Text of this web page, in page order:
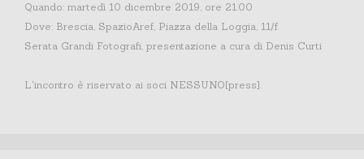
Quando: martedì 10 dicembre 2019, ore 21.00
Dove: Brescia, SpazioAref, Piazza della Loggia, 11/f
Serata Grandi Fotografi, presentazione a cura di Denis Curti
L'incontro è riservato ai soci NESSUNO[press].